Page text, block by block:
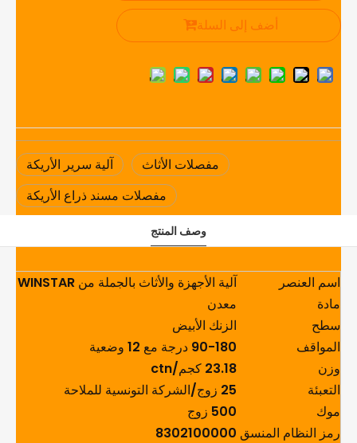
أضف إلى السلة
آلية سرير الأريكة
مفصلات الأثاث
مفصلات مسند ذراع الأريكة
وصف المنتج
اسم العنصر
آلية الأجهزة والأثاث بالجملة من WINSTAR مفصل تركيب قابل للتعديل للأريكة
مادة
معدن
سطح
الزنك الأبيض
المواقف
90-180 درجة مع 12 وضعية
وزن
23.18 كجم/ctn
التعبئة
25 زوج/الشركة التونسية للملاحة
موك
500 زوج
رمز النظام المنسق 8302100000